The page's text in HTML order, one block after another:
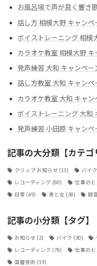
お風呂場で声が良く響き
話し方 相模大野 キャンペ
ボイストレーニング 相模
カラオケ教室 相模大野 キ
発声練習 大和 キャンペー
話し方教室 大和 キャンペ
カラオケ教室 大和 キャン
ボイストレーニング 大和
発声練習 小田原 キャンペ
記事の大分類【カテゴ
クリップ お知らせ (11) バイ
レコーディング (80) 仕事のヒ
日常 (69) 男と女 (38) 録
記事の小分類【タグ】
お知らせ (3) バイク (30)
レコーディング (78) 仕事のヒ
音響技術 (19)